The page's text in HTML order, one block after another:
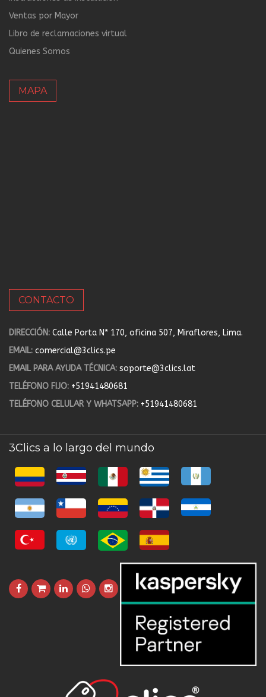
Ventas por Mayor
Libro de reclamaciones virtual
Quienes Somos
MAPA
CONTACTO
DIRECCIÓN: Calle Porta N* 170, oficina 507, Miraflores, Lima.
EMAIL: comercial@3clics.pe
EMAIL PARA AYUDA TÉCNICA: soporte@3clics.lat
TELÉFONO FIJO: +51941480681
TELÉFONO CELULAR Y WHATSAPP: +51941480681
3Clics a lo largo del mundo